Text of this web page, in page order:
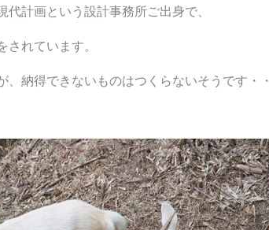
代計画という設計事務所ご出身で、
れています。
、納得できないものはつくらないそうです・・